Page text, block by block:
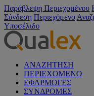
Παράβλεψη Περιεχομένου
Σύνδεση Περιεχόμενο
Υποσέλιδο
ΑΝΑΖΗΤΗΣΗ
ΠΕΡΙΕΧΟΜΕΝΟ
ΕΦΑΡΜΟΓΕΣ
ΣΥΝΔΡΟΜΕΣ